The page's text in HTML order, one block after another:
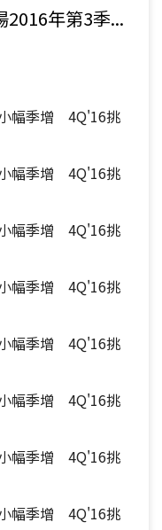
2016年第3季...
幅季增 4Q'16挑
幅季增 4Q'16挑
幅季增 4Q'16挑
幅季增 4Q'16挑
幅季增 4Q'16挑
幅季增 4Q'16挑
幅季增 4Q'16挑
幅季增 4Q'16挑